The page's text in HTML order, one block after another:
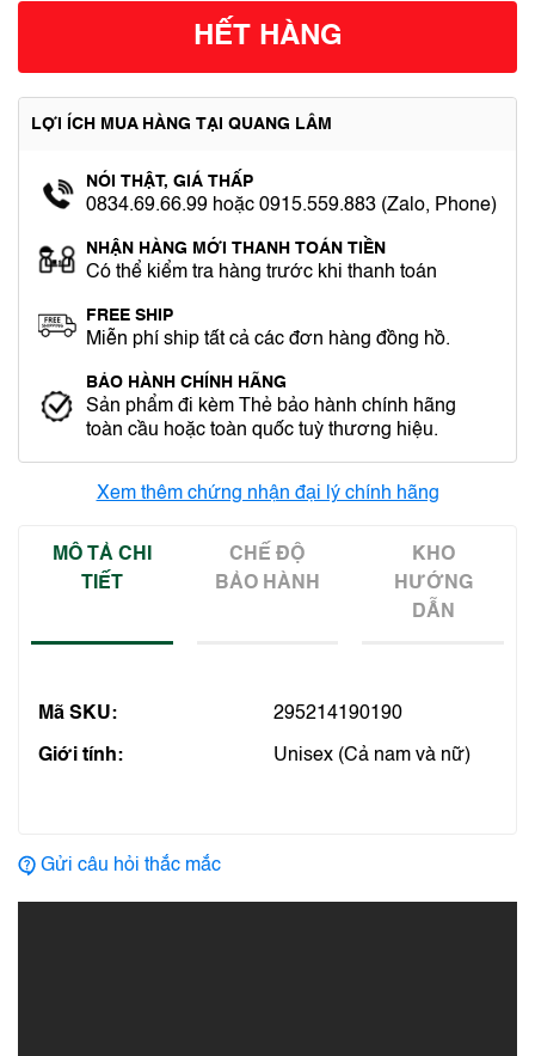
HẾT HÀNG
LỢI ÍCH MUA HÀNG TẠI QUANG LÂM
NÓI THẬT, GIÁ THẤP
0834.69.66.99 hoặc 0915.559.883 (Zalo, Phone)
NHẬN HÀNG MỚI THANH TOÁN TIỀN
Có thể kiểm tra hàng trước khi thanh toán
FREE SHIP
Miễn phí ship tất cả các đơn hàng đồng hồ.
BẢO HÀNH CHÍNH HÃNG
Sản phẩm đi kèm Thẻ bảo hành chính hãng
toàn cầu hoặc toàn quốc tuỳ thương hiệu.
Xem thêm chứng nhận đại lý chính hãng
MÔ TẢ CHI
TIẾT
CHẾ ĐỘ
BẢO HÀNH
KHO
HƯỚNG
DẪN
Mã SKU: 295214190190
Giới tính: Unisex (Cả nam và nữ)
Gửi câu hỏi thắc mắc